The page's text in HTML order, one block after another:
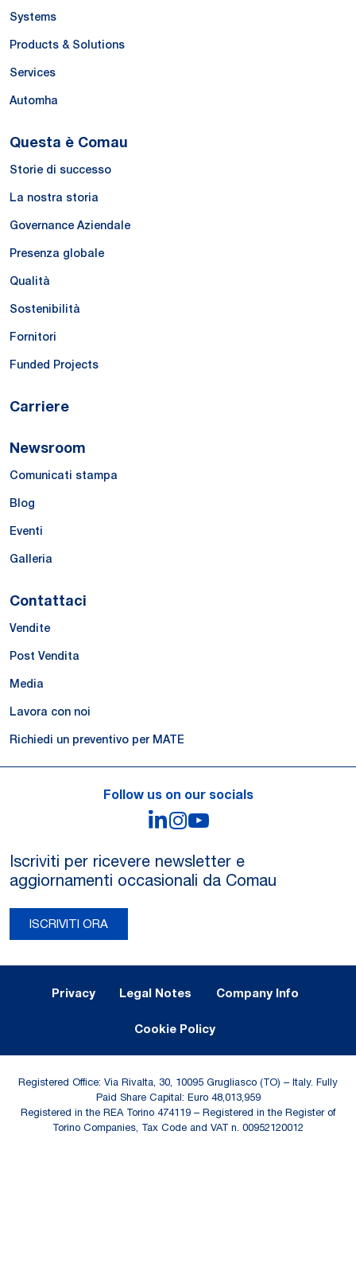
Systems
Products & Solutions
Services
Automha
Questa è Comau
Storie di successo
La nostra storia
Governance Aziendale
Presenza globale
Qualità
Sostenibilità
Fornitori
Funded Projects
Carriere
Newsroom
Comunicati stampa
Blog
Eventi
Galleria
Contattaci
Vendite
Post Vendita
Media
Lavora con noi
Richiedi un preventivo per MATE
Follow us on our socials
LinkedIn
Instagram
Iscriviti per ricevere newsletter e
aggiornamenti occasionali da Comau
ISCRIVITI ORA
Privacy Legal Notes Company Info
Cookie Policy
Registered Office: Via Rivalta, 30, 10095 Grugliasco (TO) – Italy. Fully
Paid Share Capital: Euro 48,013,959
Registered in the REA Torino 474119 – Registered in the Register of
Torino Companies, Tax Code and VAT n. 00952120012